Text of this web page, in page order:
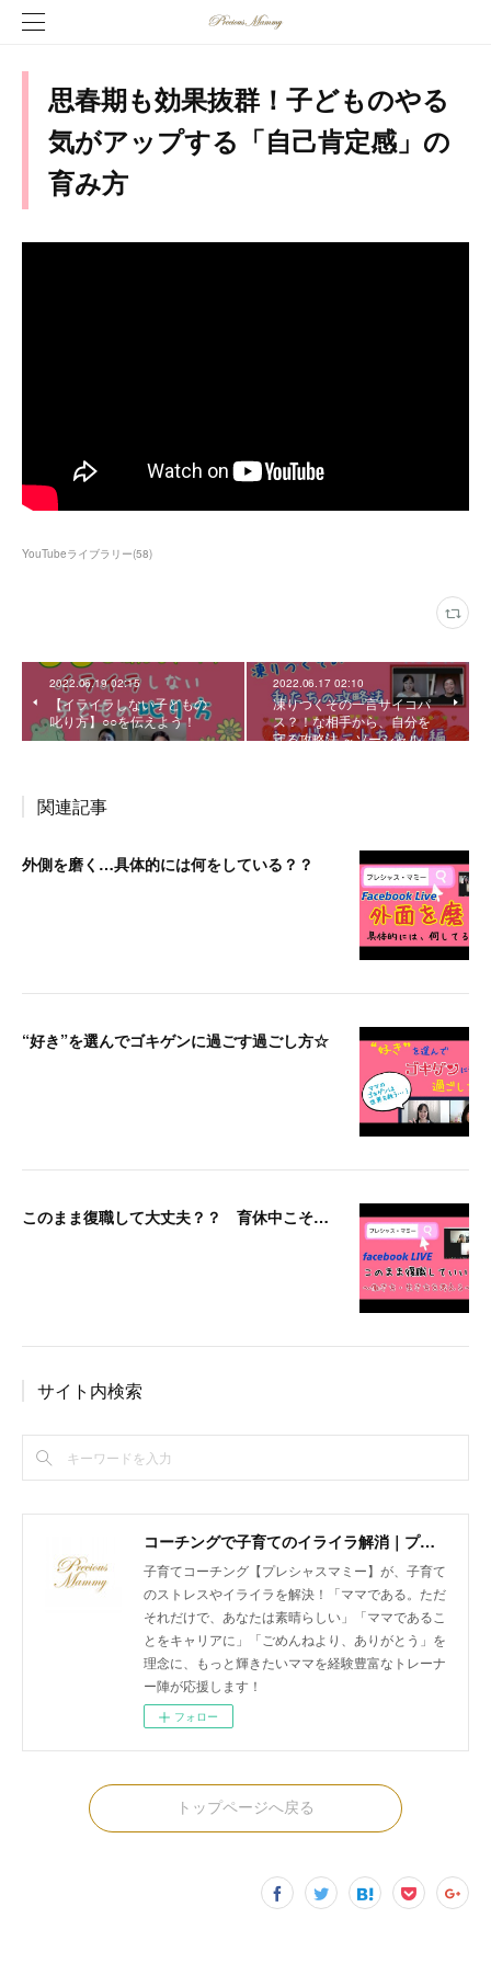
思春期も効果抜群！子どものやる
気がアップする「自己肯定感」の
育み方
YouTubeライブラリー(58)
2022.06.19 02:15
【イライラしない子どもの
叱り方】○○を伝えよう！
2022.06.17 02:10
凍りつくその一言サイコパ
ス？！な相手から、自分を
守る攻略法 ～ソーシャル…
関連記事
外側を磨く…具体的には何をしている？？
“好き”を選んでゴキゲンに過ごす過ごし方☆
このまま復職して大丈夫？？ 育休中こそ要チェック！仕事と子育ての両立とは？？漠然とした不安感、モヤモヤがあるということは・・・
サイト内検索
コーチングで子育てのイライラ解消｜プレシャスマミー 公式ホームページ
子育てコーチング【プレシャスマミー】が、子育て
のストレスやイライラを解決！「ママである。ただ
それだけで、あなたは素晴らしい」「ママであるこ
とをキャリアに」「ごめんねより、ありがとう」を
理念に、もっと輝きたいママを経験豊富なトレーナ
ー陣が応援します！
フォロー
トップページへ戻る